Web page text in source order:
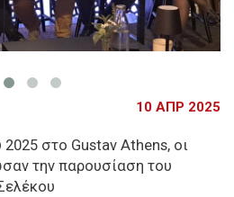
10 ΑΠΡ 2025
στο Gustav Athens, οι
την παρουσίαση του